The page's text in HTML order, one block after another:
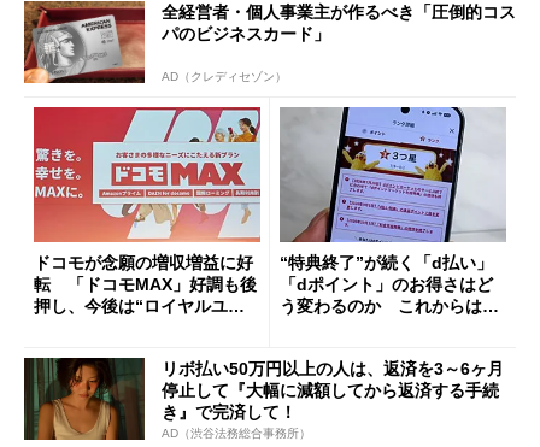
全経営者・個人事業主が作るべき「圧倒的コス
パのビジネスカード」
AD（クレディセゾン）
ドコモが念願の増収増益に好
転 「ドコモMAX」好調も後
押し、今後は“ロイヤルユー
“特典終了”が続く「d払い」
「dポイント」のお得さはど
う変わるのか これからは
リボ払い50万円以上の人は、返済を3～6ヶ月
停止して『大幅に減額してから返済する手続
き』で完済して！
AD（渋谷法務総合事務所）